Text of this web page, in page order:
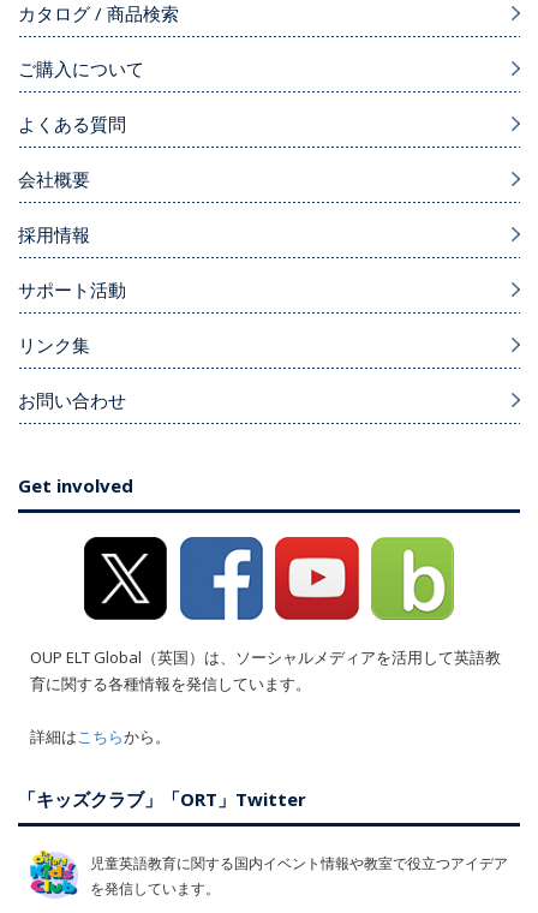
カタログ / 商品検索
ご購入について
よくある質問
会社概要
採用情報
サポート活動
リンク集
お問い合わせ
Get involved
OUP ELT Global（英国）は、ソーシャルメディアを活用して英語教
育に関する各種情報を発信しています。
詳細はこちらから。
「キッズクラブ」「ORT」Twitter
児童英語教育に関する国内イベント情報や教室で役立つアイデア
を発信しています。